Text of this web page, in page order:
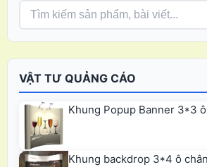
VẬT TƯ QUẢNG CÁO
Khung Popup Banner 3*3
Khung backdrop 3*4 ô